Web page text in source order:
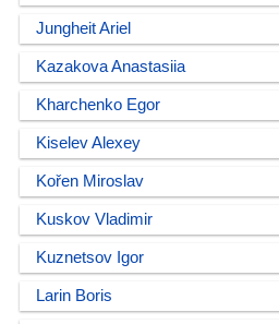
Jungheit Ariel
Kazakova Anastasiia
Kharchenko Egor
Kiselev Alexey
Kořen Miroslav
Kuskov Vladimir
Kuznetsov Igor
Larin Boris